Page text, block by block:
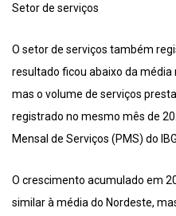
Setor de serviços
O setor de serviços também
resultado ficou abaixo da média
mas o volume de serviços
registrado no mesmo mês de
Mensal de Serviços (PMS) do
O crescimento acumulado em
similar à média do Nordeste,